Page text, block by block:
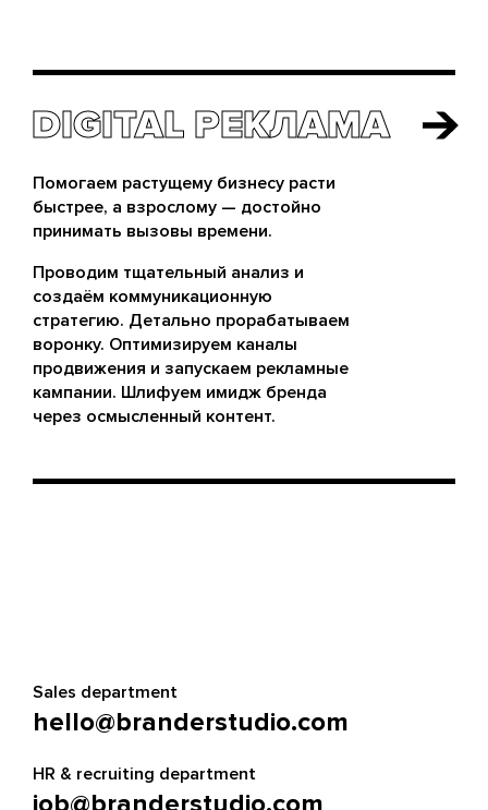
DIGITAL РЕКЛАМА
DIGITAL РЕКЛАМА
Помогаем растущему бизнесу расти
быстрее, а взрослому — достойно
принимать вызовы времени.
Проводим тщательный анализ и
создаём коммуникационную
стратегию. Детально прорабатываем
воронку. Оптимизируем каналы
продвижения и запускаем рекламные
кампании. Шлифуем имидж бренда
через осмысленный контент.
Sales department
hello@branderstudio.com
HR & recruiting department